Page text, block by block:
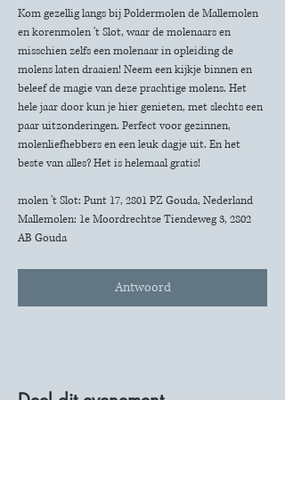
Kom gezellig langs bij Poldermolen de Mallemolen
en korenmolen 't Slot, waar de molenaars en
misschien zelfs een molenaar in opleiding de
molens laten draaien! Neem een kijkje binnen en
beleef de magie van deze prachtige molens. Het
hele jaar door kun je hier genieten, met slechts een
paar uitzonderingen. Perfect voor gezinnen,
molenliefhebbers en een leuk dagje uit. En het
beste van alles? Het is helemaal gratis!
molen 't Slot: Punt 17, 2801 PZ Gouda, Nederland
Mallemolen: 1e Moordrechtse Tiendeweg 3, 2802
AB Gouda
Antwoord
Deel dit evenement